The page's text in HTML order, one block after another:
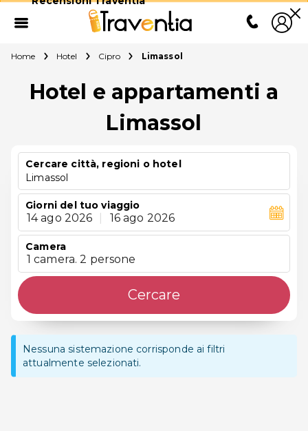
Home Hotel Cipro Limassol
Hotel e appartamenti a
Limassol
Cercare città, regioni o hotel
Limassol
Giorni del tuo viaggio
14 ago 2026 16 ago 2026
Camera
1 camera. 2 persone
Cercare
Nessuna sistemazione corrisponde ai filtri
attualmente selezionati.